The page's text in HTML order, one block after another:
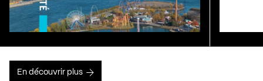
En découvrir plus